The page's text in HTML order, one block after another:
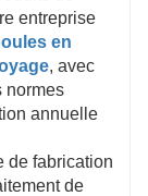
entreprise
en
, avec
normes
annuelle
de fabrication
de